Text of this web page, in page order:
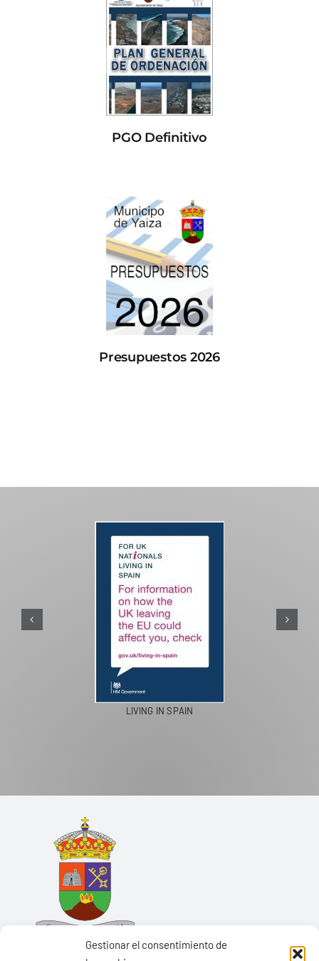
Gestionar el consentimiento de
PGO Definitivo
Presupuestos 2026
LIVING IN SPAIN